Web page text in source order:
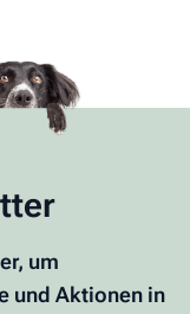
um
und Aktionen in